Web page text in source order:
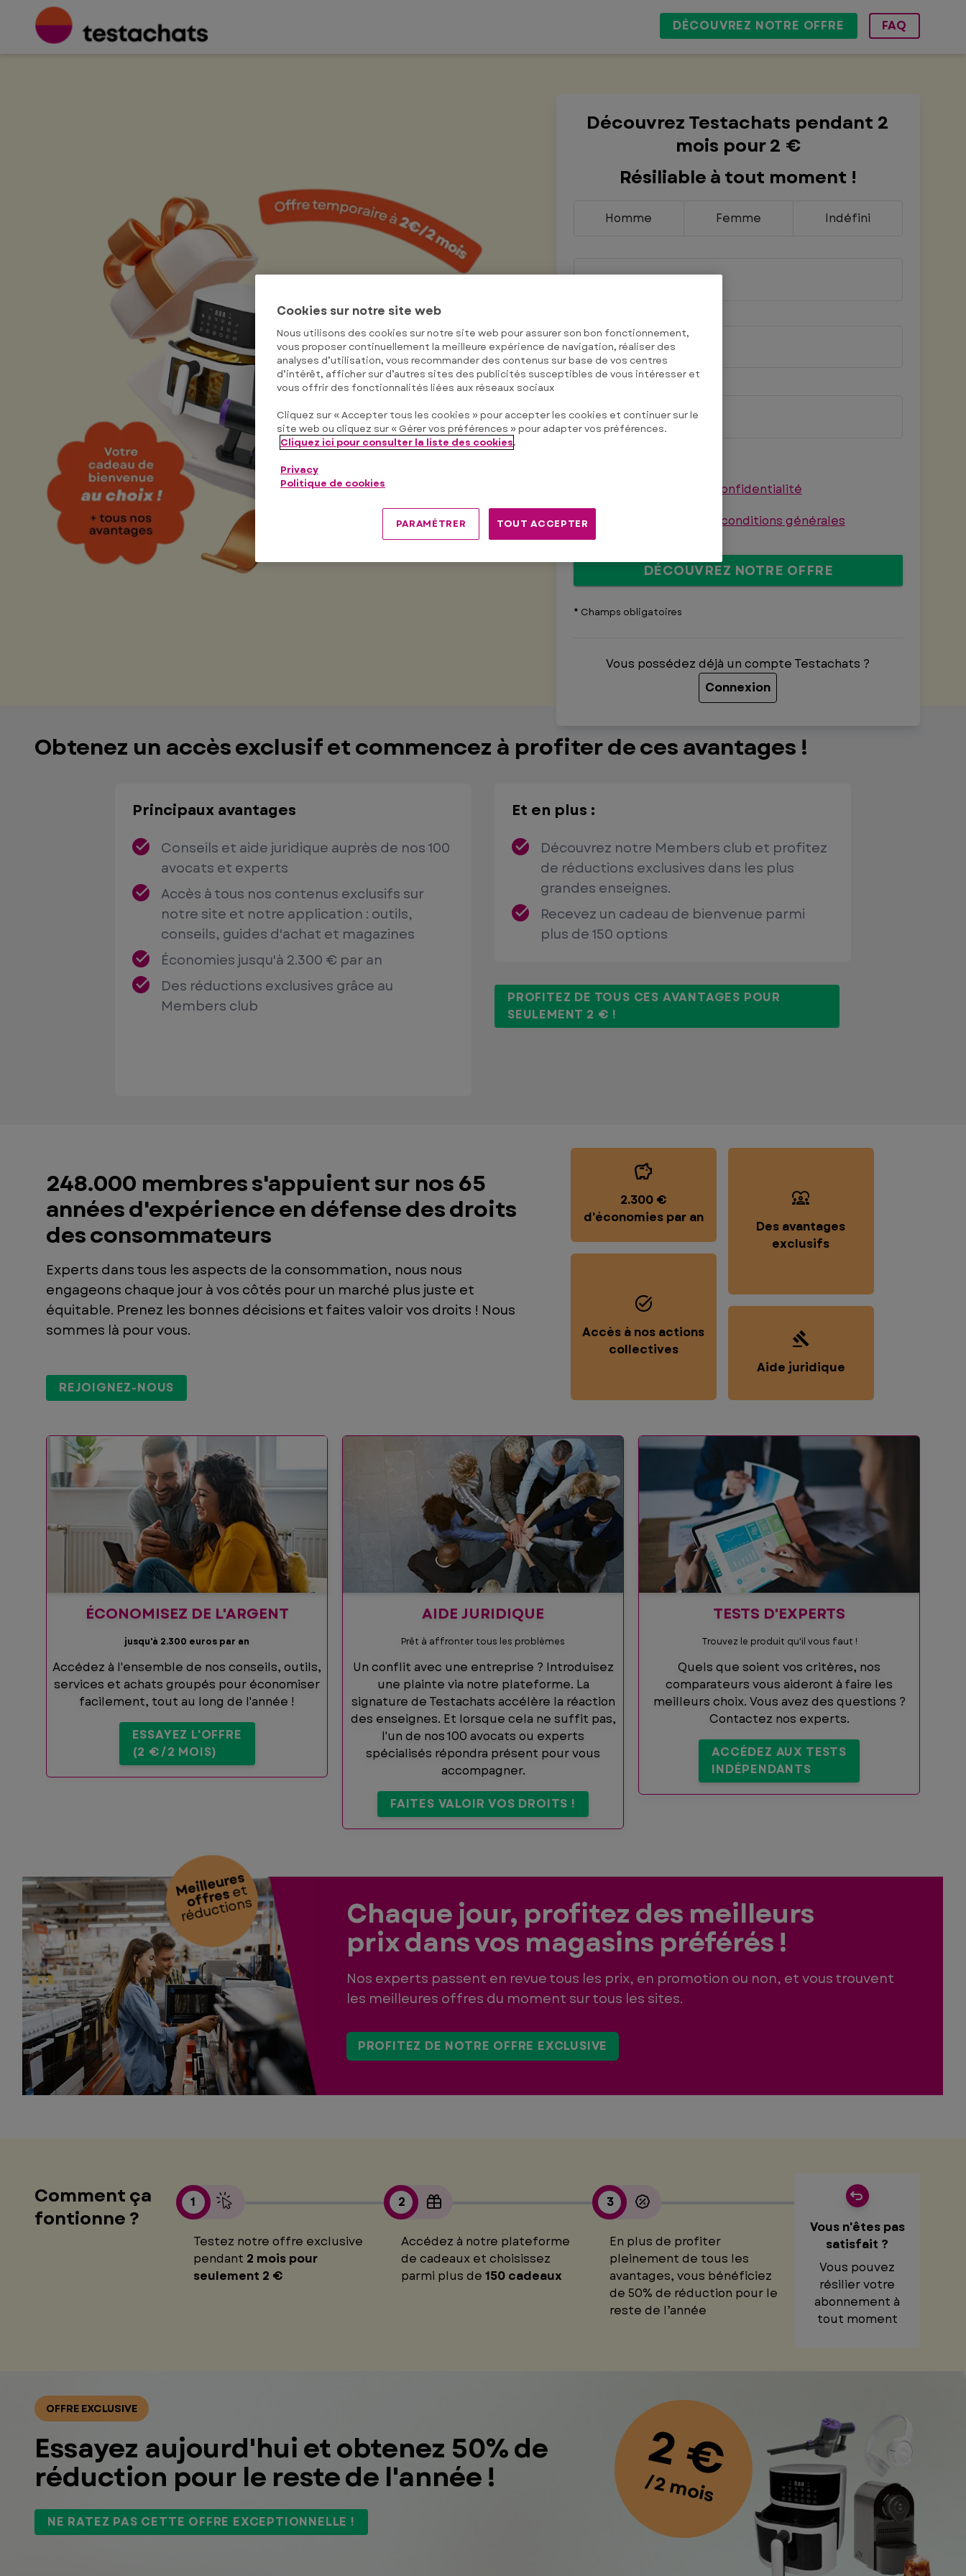
DÉCOUVREZ NOTRE OFFRE FAQ
Découvrez Testachats pendant 2
mois pour 2 €
Résiliable à tout moment !
Homme Femme Indéfini
Prénom*
Nom*
E-mail*
politique de confidentialité
conditions générales
DÉCOUVREZ NOTRE OFFRE
* Champs obligatoires
Vous possédez déjà un compte Testachats ?
Connexion
Obtenez un accès exclusif et commencez à profiter de ces avantages !
Principaux avantages
Conseils et aide juridique auprès de nos 100
avocats et experts
Accès à tous nos contenus exclusifs sur
notre site et notre application : outils,
conseils, guides d'achat et magazines
Économies jusqu'à 2.300 € par an
Des réductions exclusives grâce au
Members club
Et en plus :
Découvrez notre Members club et profitez
de réductions exclusives dans les plus
grandes enseignes.
Recevez un cadeau de bienvenue parmi
plus de 150 options
PROFITEZ DE TOUS CES AVANTAGES POUR
SEULEMENT 2 € !
248.000 membres s'appuient sur nos 65
années d'expérience en défense des droits
des consommateurs
Experts dans tous les aspects de la consommation, nous nous
engageons chaque jour à vos côtés pour un marché plus juste et
équitable. Prenez les bonnes décisions et faites valoir vos droits ! Nous
sommes là pour vous.
REJOIGNEZ-NOUS
2.300 €
d'économies par an
Des avantages
exclusifs
Accès à nos actions
collectives
Aide juridique
ÉCONOMISEZ DE L'ARGENT
jusqu'à 2.300 euros par an
Accédez à l'ensemble de nos conseils, outils,
services et achats groupés pour économiser
facilement, tout au long de l'année !
ESSAYEZ L'OFFRE
(2 €/2 MOIS)
AIDE JURIDIQUE
Prêt à affronter tous les problèmes
Un conflit avec une entreprise ? Introduisez
une plainte via notre plateforme. La
signature de Testachats accélère la réaction
des enseignes. Et lorsque cela ne suffit pas,
l'un de nos 100 avocats ou experts
spécialisés répondra présent pour vous
accompagner.
FAITES VALOIR VOS DROITS !
TESTS D'EXPERTS
Trouvez le produit qu'il vous faut !
Quels que soient vos critères, nos
comparateurs vous aideront à faire les
meilleurs choix. Vous avez des questions ?
Contactez nos experts.
ACCÉDEZ AUX TESTS
INDÉPENDANTS
M
eill
e
ur
e
s
o
f
fr
e
set
réductions Chaque jour, profitez des meilleurs
prix dans vos magasins préférés !
Nos experts passent en revue tous les prix, en promotion ou non, et vous trouvent
les meilleures offres du moment sur tous les sites.
PROFITEZ DE NOTRE OFFRE EXCLUSIVE
Comment ça
fontionne ?
1
Testez notre offre exclusive
pendant 2 mois pour
seulement 2 €
2
Accédez à notre plateforme
de cadeaux et choisissez
parmi plus de150 cadeaux
3
En plus de profiter
pleinement de tous les
avantages, vous bénéficiez
de 50% de réduction pour le
reste de l’année
Vous n'êtes pas
satisfait ?
Vous pouvez
résilier votre
abonnement à
tout moment
OFFRE EXCLUSIVE
Essayez aujourd'hui et obtenez 50% de
réduction pour le reste de l'année !
NE RATEZ PAS CETTE OFFRE EXCEPTIONNELLE !
2 €
/2 mois
Cookies sur notre site web
Nous utilisons des cookies sur notre site web pour assurer son bon fonctionnement,
vous proposer continuellement la meilleure expérience de navigation, réaliser des
analyses d’utilisation, vous recommander des contenus sur base de vos centres
d’intérêt, afficher sur d’autres sites des publicités susceptibles de vous intéresser et
vous offrir des fonctionnalités liées aux réseaux sociaux
Cliquez sur « Accepter tous les cookies » pour accepter les cookies et continuer sur le
site web ou cliquez sur « Gérer vos préférences » pour adapter vos préférences.
Cliquez ici pour consulter la liste des cookies.
Privacy
Politique de cookies
TOUT ACCEPTER
PARAMÉTRER